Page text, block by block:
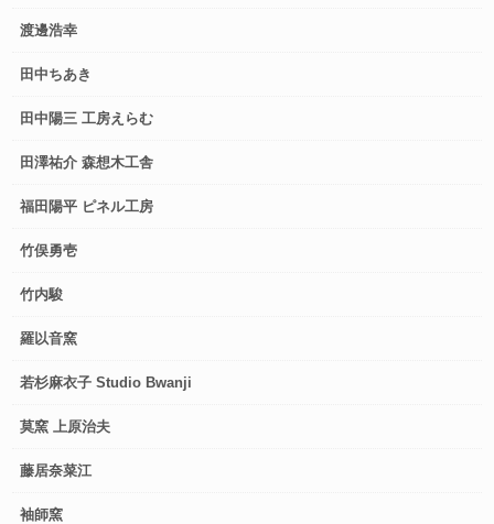
渡邊浩幸
田中ちあき
田中陽三 工房えらむ
田澤祐介 森想木工舎
福田陽平 ピネル工房
竹俣勇壱
竹内駿
羅以音窯
若杉麻衣子 Studio Bwanji
莫窯 上原治夫
藤居奈菜江
袖師窯